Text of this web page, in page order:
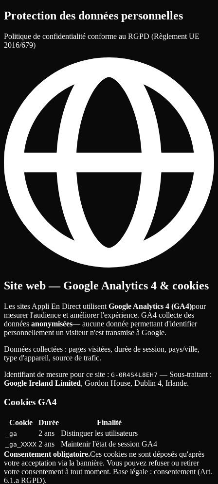
Protection des données personnelles
Politique de confidentialité conforme au RGPD (Règlement UE
2016/679)
Site web — Google Analytics 4 & cookies
Les sites Appli En Direct utilisent Google Analytics 4 (GA4)pour
mesurer l'audience et améliorer l'expérience. GA4 collecte des
données anonymisées— aucune donnée permettant d'identifier
personnellement un visiteur n'est transmise à Google.
Données collectées : pages visitées, durée de session, pays/ville,
type d'appareil, source de trafic.
Identifiant de mesure pour ce site : G-0R4S4L8EH7 — Sous-traitant :
Google Ireland Limited, Gordon House, Dublin 4, Irlande.
Cookies GA4
Cookie Durée Finalité
_ga 2 ans Distinguer les utilisateurs
_ga_XXXX 2 ans
Maintenir l'état de session GA4
Consentement obligatoire.Ces cookies ne sont déposés qu'après
votre acceptation via la bannière. Vous pouvez refuser ou retirer
votre consentement à tout moment. Base légale : consentement (Art.
6.1.a RGPD).